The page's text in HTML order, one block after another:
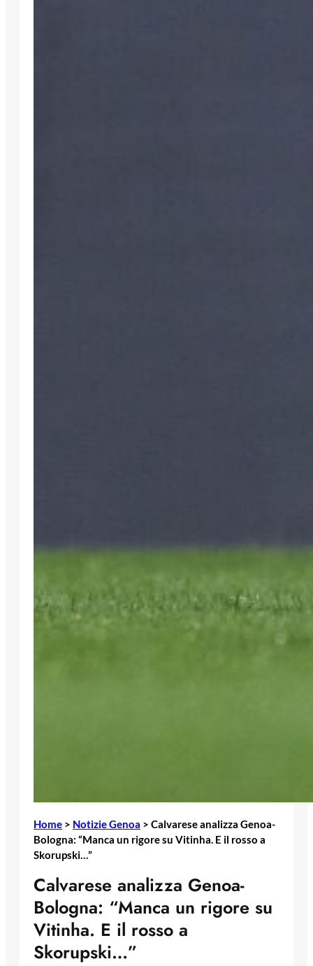
Home > Notizie Genoa > Calvarese analizza Genoa-
Bologna: “Manca un rigore su Vitinha. E il rosso a
Skorupski…”
Calvarese analizza Genoa-
Bologna: “Manca un rigore su
Vitinha. E il rosso a
Skorupski…”